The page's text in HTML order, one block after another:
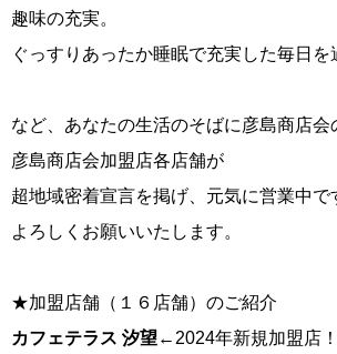
趣味の充実。
ぐっすりあったか睡眠で充実した毎日を
など、あなたの生活のそばに彦島商店会
彦島商店会加盟店各店舗が
超地域密着宣言を掲げ、元気に営業中で
よろしくお願いいたします。
★加盟店舗（１６店舗）のご紹介
カフェテラス 汐望←2024年新規加盟店！